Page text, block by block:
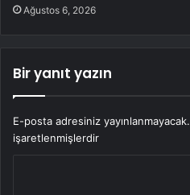
Ağustos 6, 2026
Bir yanıt yazın
E-posta adresiniz yayınlanmayacak.
işaretlenmişlerdir